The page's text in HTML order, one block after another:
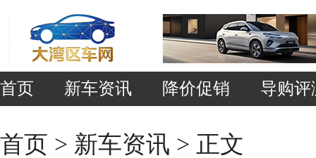
首页 新车资讯 降价促销 导购评
首页 > 新车资讯 > 正文